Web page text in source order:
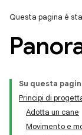
Questa pagina è
Su questa
Principi di
Adotta un cane
Movimento e